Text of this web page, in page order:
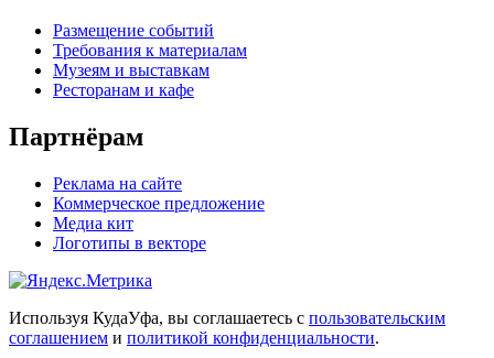
Размещение событий
Требования к материалам
Музеям и выставкам
Ресторанам и кафе
Партнёрам
Реклама на сайте
Коммерческое предложение
Медиа кит
Логотипы в векторе
Используя КудаУфа, вы соглашаетесь с пользовательским
соглашением и политикой конфиденциальности.